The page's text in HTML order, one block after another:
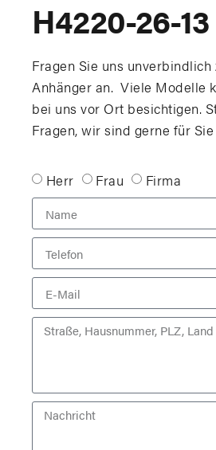
H4220-26-
Fragen Sie uns unverbindlich
Anhänger an. Viele Modelle
bei uns vor Ort besichtigen.
Fragen, wir sind gerne für
Herr Frau Firma